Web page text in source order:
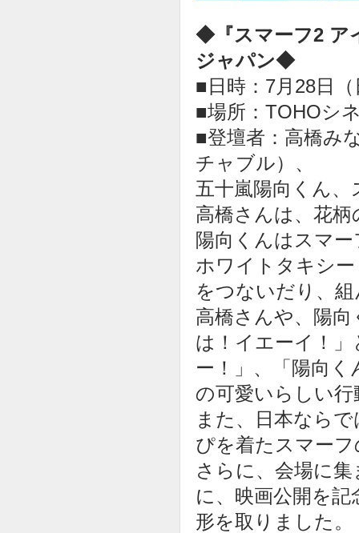
◆『スマーフ2 ア
ジャパン◆
■日時：7月28日（
■場所：TOHOシ
■登壇者：高橋み
チャブル）、
五十嵐陽向くん
高橋さんは、花
陽向くんはスマ
ホワイトタキシ
をつないだり、
高橋さんや、陽
は！イエーイ！
ー！」、「陽向
の可愛いらしい
また、日本なら
ぴを着たスマー
さらに、会場に
に、映画公開を
形を取りました。